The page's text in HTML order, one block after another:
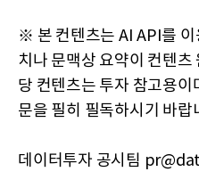
※ 본 컨텐츠는 AI API를 이
치나 문맥상 요약이 컨텐츠
당 컨텐츠는 투자 참고용이
문을 필히 필독하시기 바랍
데이터투자 공시팀